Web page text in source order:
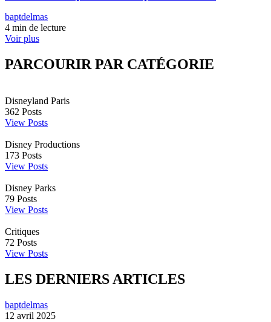
baptdelmas
4 min de lecture
Voir plus
PARCOURIR PAR CATÉGORIE
Disneyland Paris
362 Posts
View Posts
Disney Productions
173 Posts
View Posts
Disney Parks
79 Posts
View Posts
Critiques
72 Posts
View Posts
LES DERNIERS ARTICLES
baptdelmas
12 avril 2025